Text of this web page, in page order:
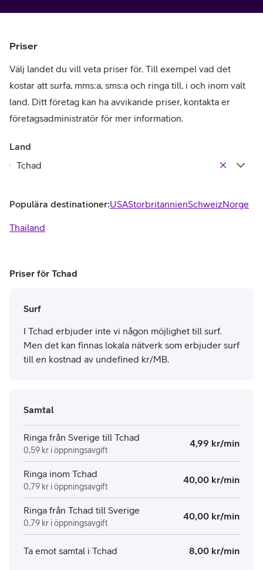
Priser
Välj landet du vill veta priser för. Till exempel vad det
kostar att surfa, mms:a, sms:a och ringa till, i och inom valt
land. Ditt företag kan ha avvikande priser, kontakta er
företagsadministratör för mer information.
Land
Populära destinationer:USAStorbritannienSchweizNorge
Thailand
Priser för Tchad
Surf
I Tchad erbjuder inte vi någon möjlighet till surf.
Men det kan finnas lokala nätverk som erbjuder surf
till en kostnad av undefined kr/MB.
Samtal
Ringa från Sverige till Tchad
0,59 kr i öppningsavgift
4,99 kr/min
Ringa inom Tchad
0,79 kr i öppningsavgift
40,00 kr/min
Ringa från Tchad till Sverige
0,79 kr i öppningsavgift
40,00 kr/min
Ta emot samtal i Tchad 8,00 kr/min